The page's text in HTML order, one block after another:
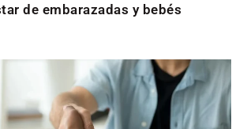
de embarazadas y bebés